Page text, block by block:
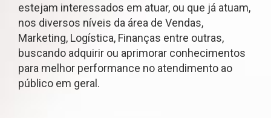
estejam interessados em atuar, ou que já atuam,
nos diversos níveis da área de Vendas,
Marketing, Logística, Finanças entre outras,
buscando adquirir ou aprimorar conhecimentos
para melhor performance no atendimento ao
público em geral.